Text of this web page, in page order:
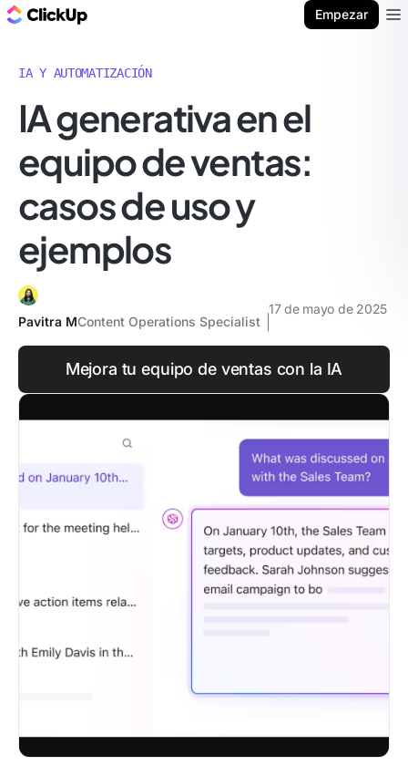
Empezar
IA Y AUTOMATIZACIÓN
IA generativa en el
equipo de ventas:
casos de uso y
ejemplos
Pavitra MContent Operations Specialist
17 de mayo de 2025
Mejora tu equipo de ventas con la IA